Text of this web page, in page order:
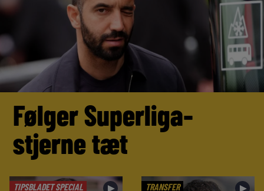
Følger Superliga-
stjerne tæt
TIPSBLADET SPECIAL ► TRANSFER ►